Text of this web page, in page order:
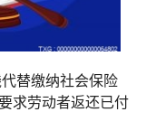
替缴纳社会保险
求劳动者返还已付